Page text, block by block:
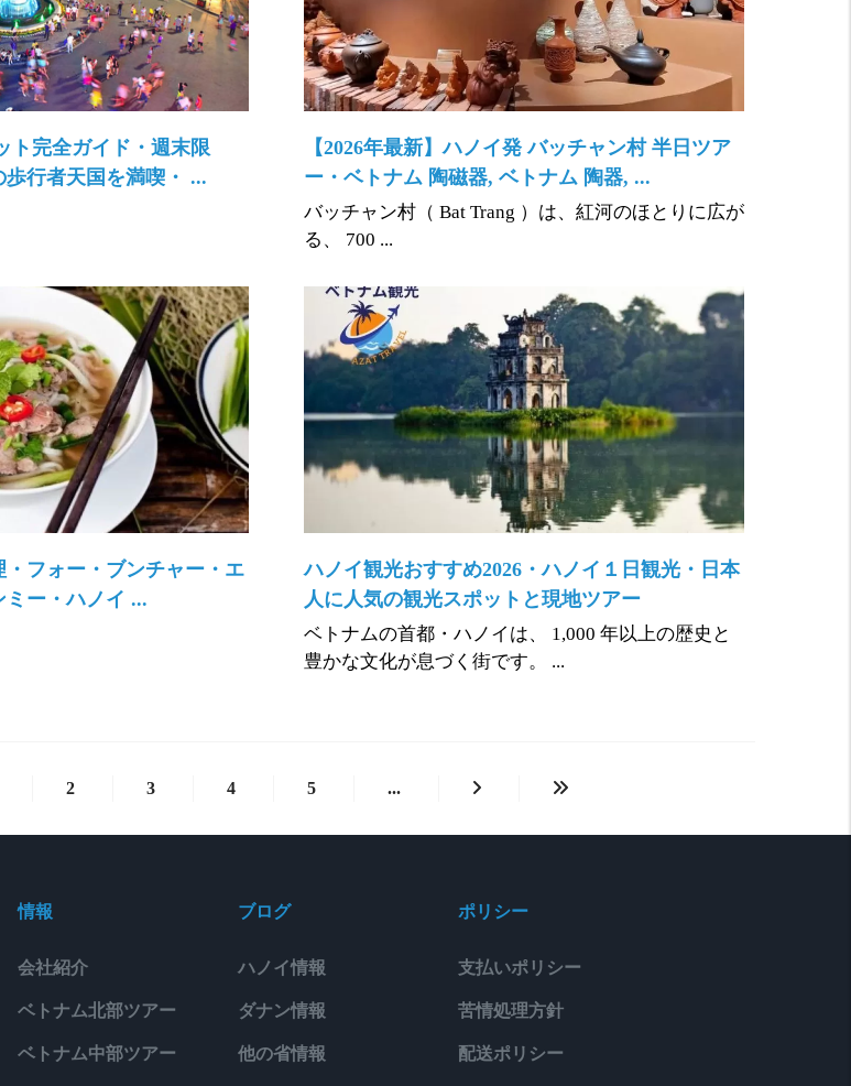
ト完全ガイド・週末限
行者天国を満喫・ ...
【2026年最新】ハノイ発 バッチャン村 半日ツア
ー・ベトナム 陶磁器, ベトナム 陶器, ...
バッチャン村（ Bat Trang ）は、紅河のほとりに広が
る、 700 ...
フォー・ブンチャー・エ
ミー・ハノイ ...
ハノイ観光おすすめ2026・ハノイ１日観光・日本
人に人気の観光スポットと現地ツアー
ベトナムの首都・ハノイは、 1,000 年以上の歴史と
豊かな文化が息づく街です。 ...
2 3 4 5 ...
情報
会社紹介
ベトナム北部ツアー
ベトナム中部ツアー
ブログ
ハノイ情報
ダナン情報
他の省情報
ポリシー
支払いポリシー
苦情処理方針
配送ポリシー